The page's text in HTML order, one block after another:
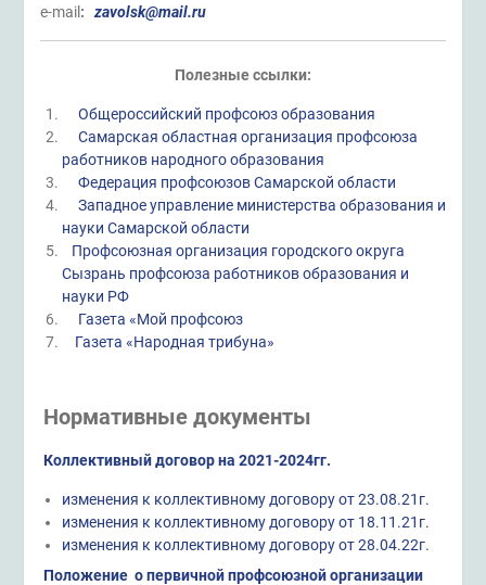
e-mail : zavolsk@mail.ru
Полезные ссылки:
Общероссийский профсоюз образования
Самарская областная организация профсоюза
работников народного образования
Федерация профсоюзов Самарской области
Западное управление министерства образования и
науки Самарской области
Профсоюзная организация городского округа
Сызрань профсоюза работников образования и
науки РФ
Газета «Мой профсоюз
Газета «Народная трибуна»
Нормативные документы
Коллективный договор на 2021-2024гг.
изменения к коллективному договору от 23.08.21г.
изменения к коллективному договору от 18.11.21г.
изменения к коллективному договору от 28.04.22г.
Положение о первичной профсоюзной организации